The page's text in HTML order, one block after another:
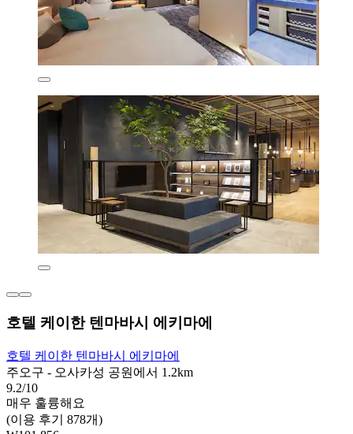
호텔 케이한 텐마바시 에키마에
호텔 케이한 텐마바시 에키마에
주오구 - 오사카성 공원에서 1.2km
9.2/10
매우 훌륭해요
(이용 후기 878개)